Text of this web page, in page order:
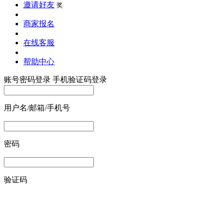
邀请好友 奖
商家报名
在线客服
帮助中心
账号密码登录 手机验证码登录
用户名/邮箱/手机号
密码
验证码